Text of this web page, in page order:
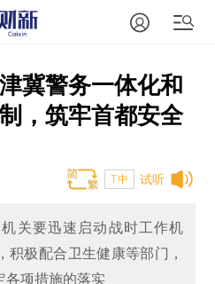
冀警务一体化和
，筑牢首都安全
试听
T中
关要迅速启动战时工作机
积极配合卫生健康等部门，
各项措施的落实